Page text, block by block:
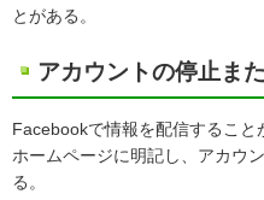
とがある。
アカウントの停止ま
Facebookで情報を配信するこ
ホームページに明記し、アカウ
る。